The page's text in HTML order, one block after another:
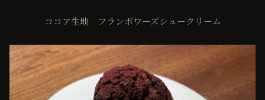
ココア生地 フランボワーズシュークリーム